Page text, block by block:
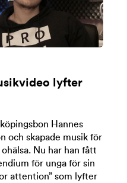
lyfter
Hannes
och skapade musik för
Nu har han fått
för unga för sin
attention” som lyfter